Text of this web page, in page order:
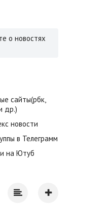
о новостях
сайты(рбк,
др.)
новости
в Телеграмм
на Ютуб